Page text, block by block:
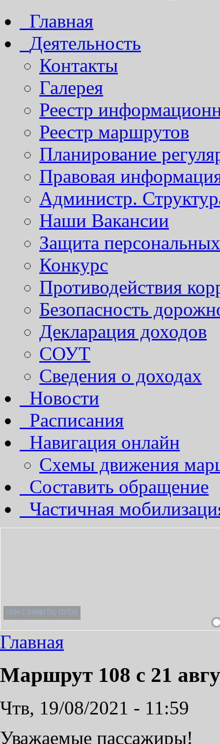
Главная
Деятельность
Контакты
Галерея
Реестр
Реестр маршрутов
Планирование
Правовая
Администр.
Наши Вакансии
Защита
Конкурс
Противодействия
Безопасность
Декларация доходов
СОУТ
Сведения о доходах
Новости
Расписания
Навигация онлайн
Схемы движения
Составить обращение
Частичная
Главная
Маршрут 108 с 21
Чтв, 19/08/2021 - 11:59
Уважаемые пассажиры!